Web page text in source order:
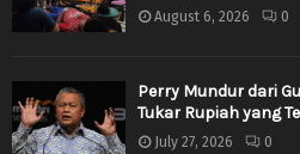
August 6, 2026 0
Perry Mundur dari
Tukar Rupiah yang
July 27, 2026 0